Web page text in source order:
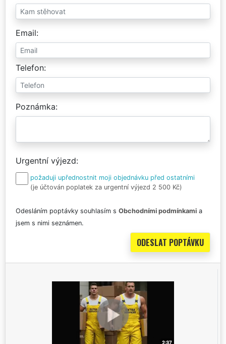
Email
Telefon
Poznámka
Urgentní výjezd
požaduji upřednostnit moji objednávku před ostatními
(je účtován poplatek za urgentní výjezd 2 500 Kč)
Odesláním poptávky souhlasím s Obchodními podmínkami a
jsem s nimi seznámen.